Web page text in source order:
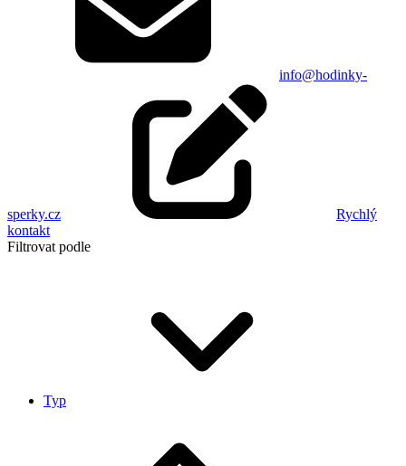
info@hodinky-
sperky.cz
Rychlý
kontakt
Filtrovat podle
Typ